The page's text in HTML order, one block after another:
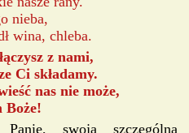
nieba,
wina, chleba.
z nami,
Ci składamy.
nas nie może,
Boże!
Panie, swoją szczególną